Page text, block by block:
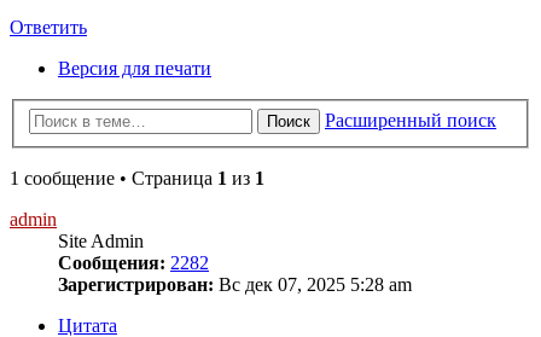
Ответить
Версия для печати
Поиск Расширенный поиск
1 сообщение • Страница 1 из 1
admin
Site Admin
Сообщения: 2282
Зарегистрирован: Вс дек 07, 2025 5:28 am
Цитата